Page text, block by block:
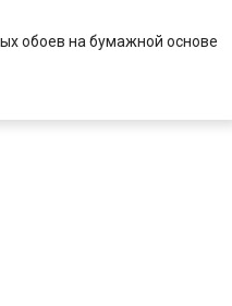
обоев на бумажной основе